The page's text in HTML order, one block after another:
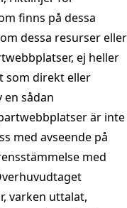
finns på dessa
dessa resurser eller
ej heller
som direkt eller
sådan
är inte
med avseende på
med
varken uttalat,